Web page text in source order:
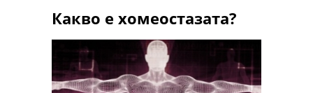
Какво е хомеостазата?